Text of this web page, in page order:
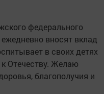
федерального
вносят вклад
в своих детях
Отечеству. Желаю
благополучия и